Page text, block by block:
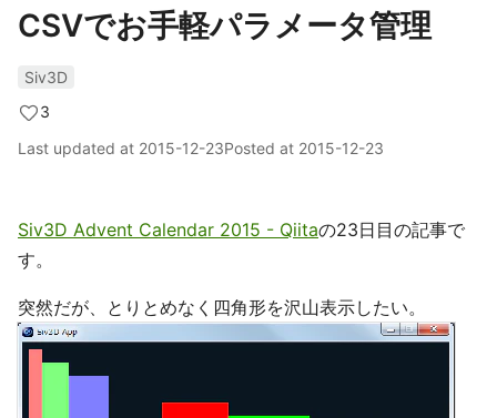
CSVでお手軽パラメータ管理
Siv3D
3
Last updated at 2015-12-23Posted at 2015-12-23
Siv3D Advent Calendar 2015 - Qiitaの23日目の記事で
す。
突然だが、とりとめなく四角形を沢山表示したい。